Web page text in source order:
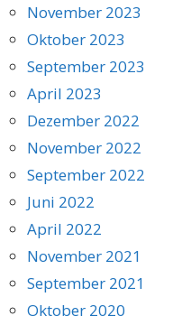
November 2023
Oktober 2023
September 2023
April 2023
Dezember 2022
November 2022
September 2022
Juni 2022
April 2022
November 2021
September 2021
Oktober 2020